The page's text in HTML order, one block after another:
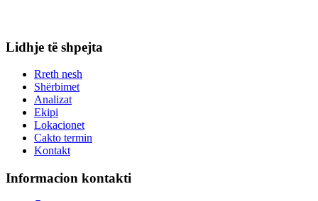
Lidhje të shpejta
Rreth nesh
Shërbimet
Analizat
Ekipi
Lokacionet
Cakto termin
Kontakt
Informacion kontakti